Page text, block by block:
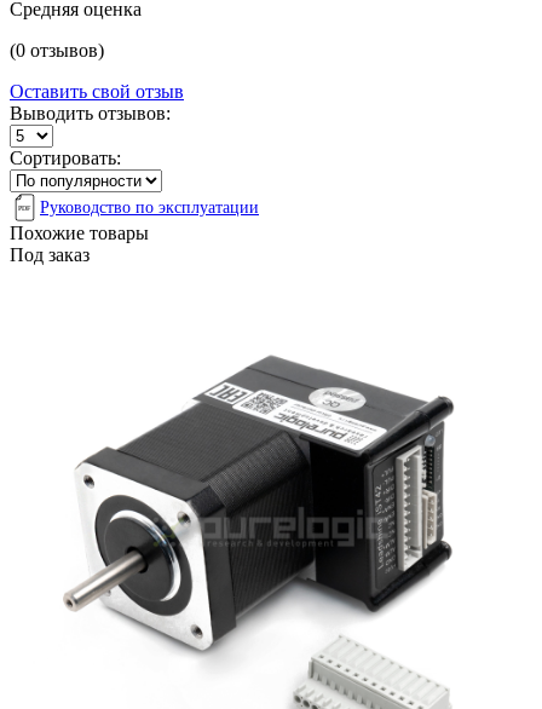
Средняя оценка
(0 отзывов)
Оставить свой отзыв
Выводить отзывов:
Сортировать:
Руководство по эксплуатации
Похожие товары
Под заказ